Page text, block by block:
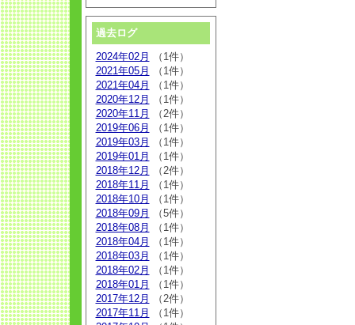
過去ログ
2024年02月
（1件）
2021年05月
（1件）
2021年04月
（1件）
2020年12月
（1件）
2020年11月
（2件）
2019年06月
（1件）
2019年03月
（1件）
2019年01月
（1件）
2018年12月
（2件）
2018年11月
（1件）
2018年10月
（1件）
2018年09月
（5件）
2018年08月
（1件）
2018年04月
（1件）
2018年03月
（1件）
2018年02月
（1件）
2018年01月
（1件）
2017年12月
（2件）
2017年11月
（1件）